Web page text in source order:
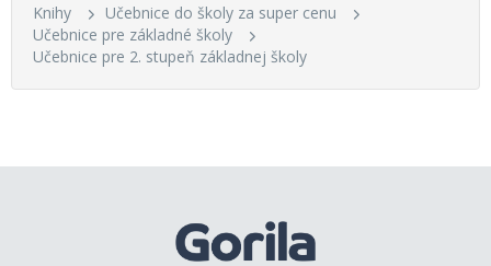
Knihy
Učebnice do školy za super cenu
Učebnice pre základné školy
Učebnice pre 2. stupeň základnej školy